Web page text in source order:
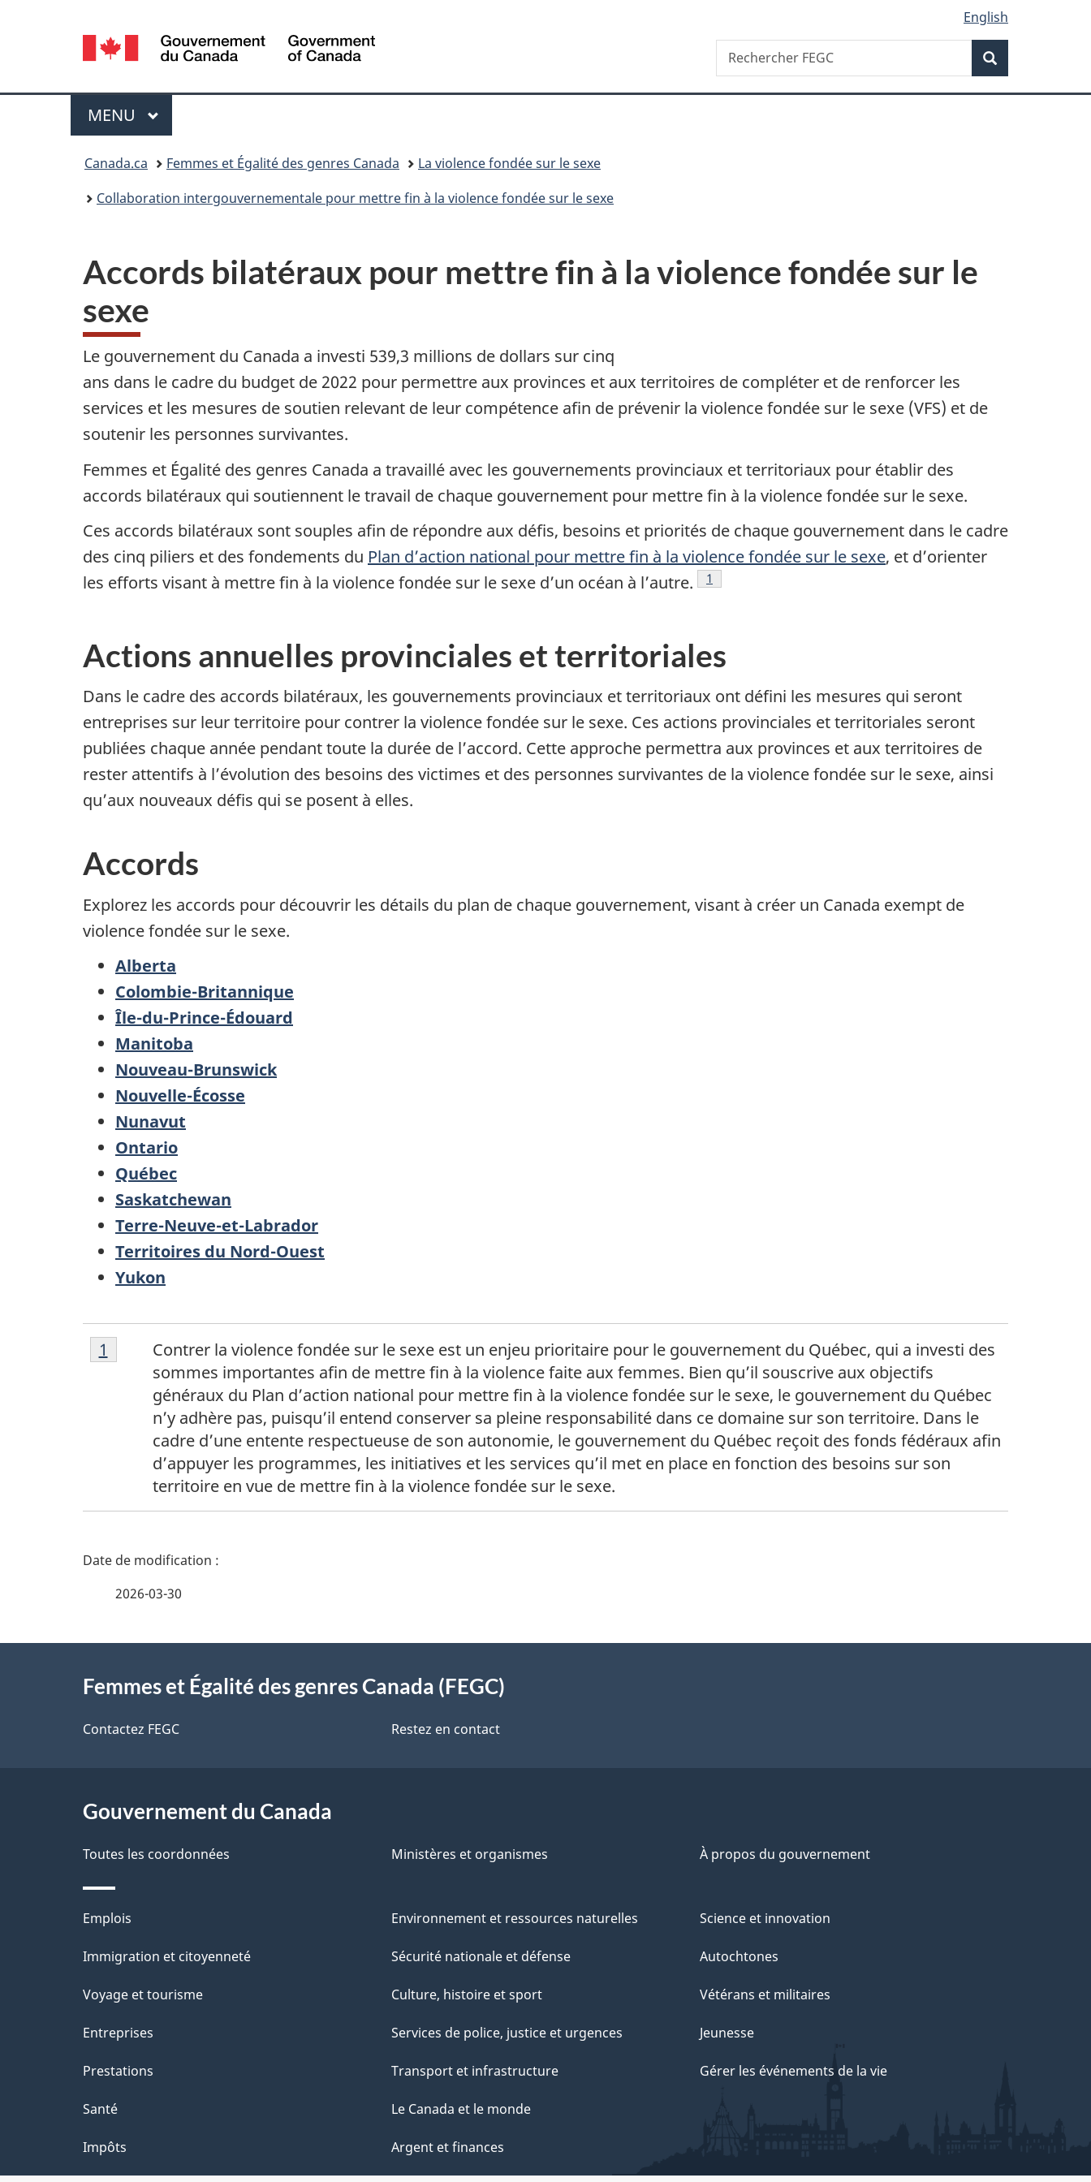
sujet
HTML
Sélection
de
la
langue
English
Canada
Recherche
Rechercher
FEGC
Menu
MENU PRINCIPAL
Canada.ca Femmes et Égalité des genres Canada
La violence fondée sur le sexe
Collaboration intergouvernementale pour mettre fin à la violence fondée sur le sexe
Accords bilatéraux pour mettre fin à la violence fondée sur le
sexe
Le gouvernement du Canada a investi 539,3 millions de dollars sur cinq
ans dans le cadre du budget de 2022 pour permettre aux provinces et aux territoires de compléter et de renforcer les
services et les mesures de soutien relevant de leur compétence afin de prévenir la violence fondée sur le sexe (VFS) et de
soutenir les personnes survivantes.
Femmes et Égalité des genres Canada a travaillé avec les gouvernements provinciaux et territoriaux pour établir des
accords bilatéraux qui soutiennent le travail de chaque gouvernement pour mettre fin à la violence fondée sur le sexe.
Ces accords bilatéraux sont souples afin de répondre aux défis, besoins et priorités de chaque gouvernement dans le cadre
des cinq piliers et des fondements du Plan d’action national pour mettre fin à la violence fondée sur le sexe, et d’orienter
les efforts visant à mettre fin à la violence fondée sur le sexe d’un océan à l’autre.
Note de bas de page
1
Actions annuelles provinciales et territoriales
Dans le cadre des accords bilatéraux, les gouvernements provinciaux et territoriaux ont défini les mesures qui seront
entreprises sur leur territoire pour contrer la violence fondée sur le sexe. Ces actions provinciales et territoriales seront
publiées chaque année pendant toute la durée de l’accord. Cette approche permettra aux provinces et aux territoires de
rester attentifs à l’évolution des besoins des victimes et des personnes survivantes de la violence fondée sur le sexe, ainsi
qu’aux nouveaux défis qui se posent à elles.
Accords
Explorez les accords pour découvrir les détails du plan de chaque gouvernement, visant à créer un Canada exempt de
violence fondée sur le sexe.
Alberta
Colombie-Britannique
Île-du-Prince-Édouard
Manitoba
Nouveau-Brunswick
Nouvelle-Écosse
Nunavut
Ontario
Québec
Saskatchewan
Terre-Neuve-et-Labrador
Territoires du Nord-Ouest
Yukon
Notes
de
Contrer la violence fondée sur le sexe est un enjeu prioritaire pour le gouvernement du Québec, qui a investi des
sommes importantes afin de mettre fin à la violence faite aux femmes. Bien qu’il souscrive aux objectifs
généraux du Plan d’action national pour mettre fin à la violence fondée sur le sexe, le gouvernement du Québec
n’y adhère pas, puisqu’il entend conserver sa pleine responsabilité dans ce domaine sur son territoire. Dans le
cadre d’une entente respectueuse de son autonomie, le gouvernement du Québec reçoit des fonds fédéraux afin
d’appuyer les programmes, les initiatives et les services qu’il met en place en fonction des besoins sur son
territoire en vue de mettre fin à la violence fondée sur le sexe.
Retour à la référence de la note de bas de page
1
D
t
a
d
e
l
2026-03-30
proposFemmes et Égalité des genres Canada (FEGC)
Contactez FEGC Restez en contact
Gouvernement du Canada
Toutes les coordonnées Ministères et organismes À propos du gouvernement
Thèmes
et
Emplois
Immigration et citoyenneté
Voyage et tourisme
Entreprises
Prestations
Santé
Impôts
Environnement et ressources naturelles
Sécurité nationale et défense
Culture, histoire et sport
Services de police, justice et urgences
Transport et infrastructure
Le Canada et le monde
Argent et finances
Science et innovation
Autochtones
Vétérans et militaires
Jeunesse
Gérer les événements de la vie